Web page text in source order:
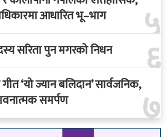
५
आधारित भू–भाग
६
सरिता पुन मगरको निधन
७
‘यो ज्यान बलिदान’ सार्वजनिक,
समर्पण